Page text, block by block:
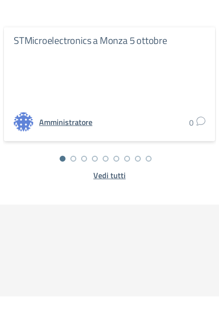
STMicroelectronics a Monza 5 ottobre
Amministratore 0
Vedi tutti